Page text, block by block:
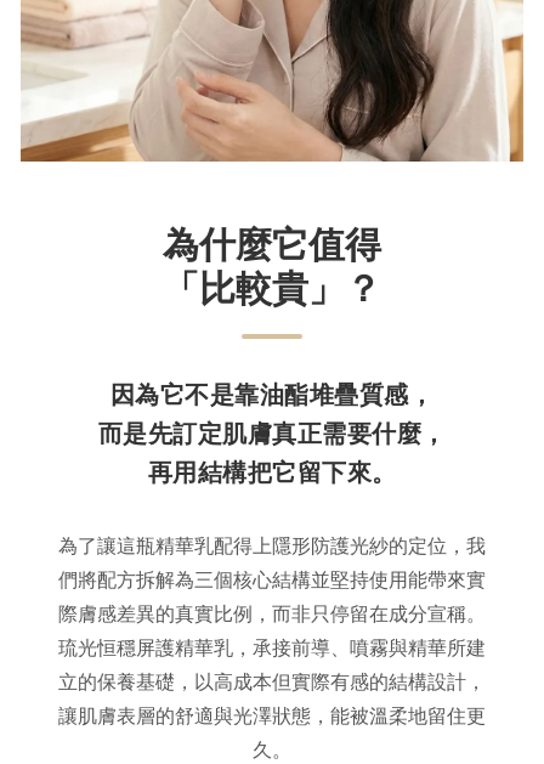
為什麼它值得
「比較貴」？
因為它不是靠油酯堆疊質感，
而是先訂定肌膚真正需要什麼，
再用結構把它留下來。
為了讓這瓶精華乳配得上隱形防護光紗的定位，我
們將配方拆解為三個核心結構並堅持使用能帶來實
際膚感差異的真實比例，而非只停留在成分宣稱。
琉光恒穩屏護精華乳，承接前導、噴霧與精華所建
立的保養基礎，以高成本但實際有感的結構設計，
讓肌膚表層的舒適與光澤狀態，能被溫柔地留住更
久。